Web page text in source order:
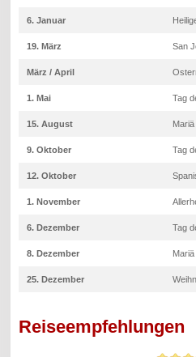
6. Januar
19. März San
März / April
1. Mai Tag
15. August
9. Oktober Tag
12. Oktober
1. November
6. Dezember Tag
8. Dezember
25. Dezember
Reiseempfehlungen